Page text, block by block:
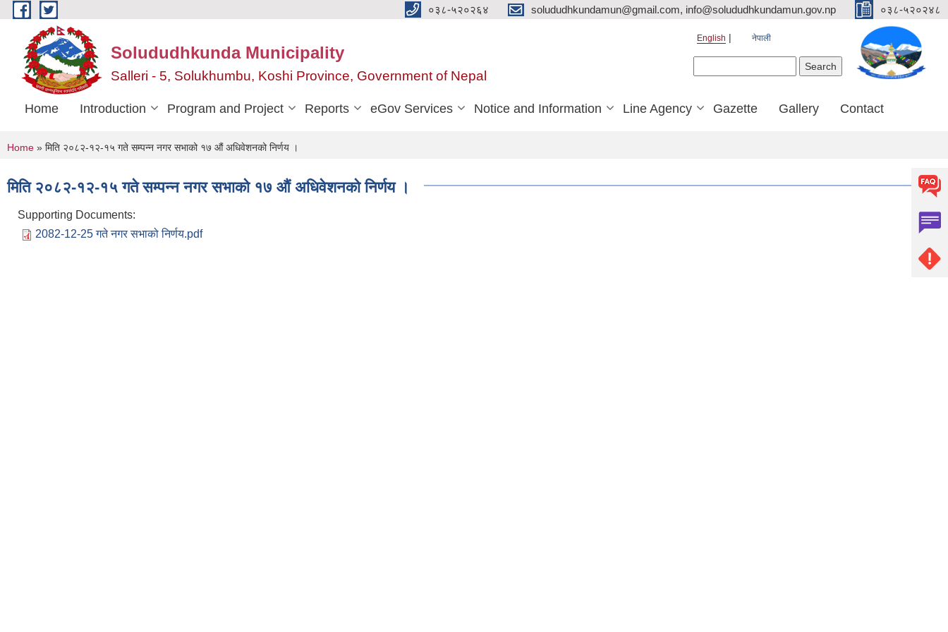
Skip to main content ०३८-५२०२६४ solududhkundamun@gmail.com, info@solududhkundamun.gov.np ०३८-५२०२४८
Solududhkunda Municipality
Salleri - 5, Solukhumbu, Koshi Province, Government of Nepal
English नेपाली
Home Introduction Program and Project Reports eGov Services Notice and Information Line Agency Gazette Gallery Contact
You are here
Home » मिति २०८२-१२-१५ गते सम्पन्न नगर सभाको १७ औं अधिवेशनको निर्णय ।
मिति २०८२-१२-१५ गते सम्पन्न नगर सभाको १७ औं अधिवेशनको निर्णय ।
Supporting Documents:
2082-12-25 गते नगर सभाको निर्णय.pdf